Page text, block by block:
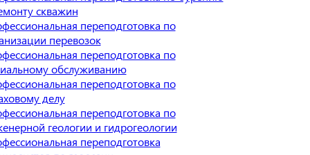
скважин
переподготовка по
перевозок
переподготовка по
обслуживанию
переподготовка по
делу
переподготовка по
геологии и гидрогеологии
переподготовка